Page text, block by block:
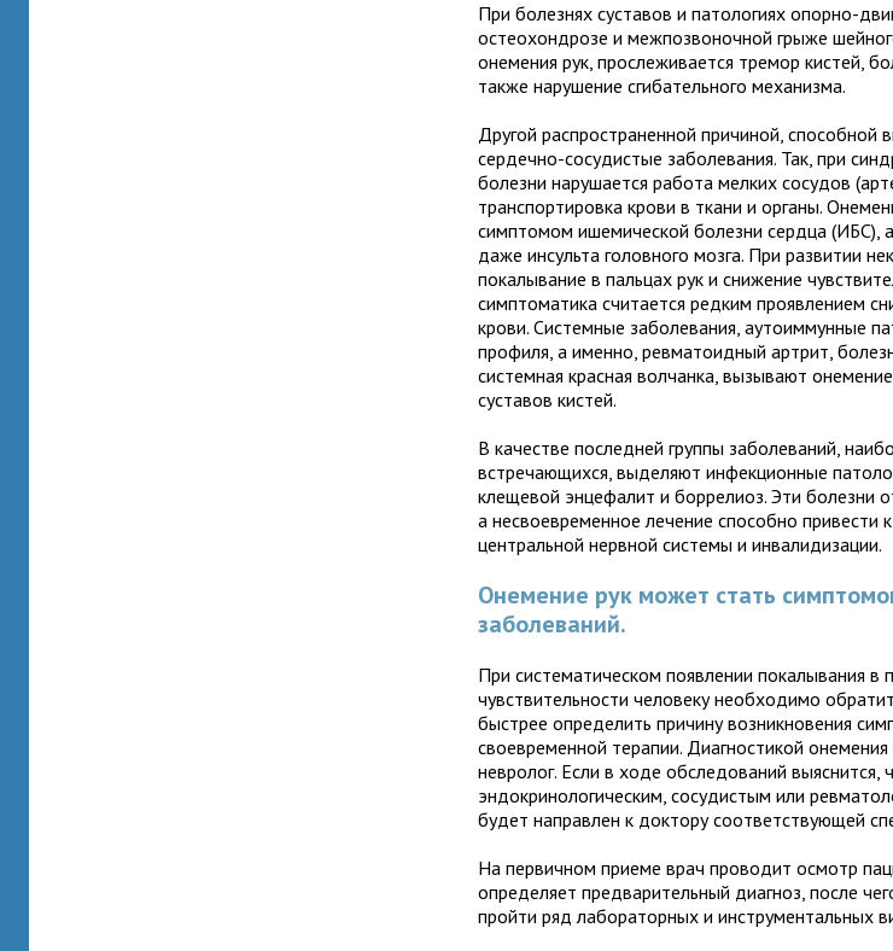
При болезнях суставов и патологиях опорно-
остеохондрозе и межпозвоночной грыже
онемения рук, прослеживается тремор кистей,
также нарушение сгибательного механизма.
Другой распространенной причиной, способной
сердечно-сосудистые заболевания. Так, при
болезни нарушается работа мелких сосудов
транспортировка крови в ткани и органы.
симптомом ишемической болезни сердца (ИБС),
даже инсульта головного мозга. При развитии
покалывание в пальцах рук и снижение
симптоматика считается редким проявлением
крови. Системные заболевания, аутоиммунные
профиля, а именно, ревматоидный артрит,
системная красная волчанка, вызывают
суставов кистей.
В качестве последней группы заболеваний,
встречающихся, выделяют инфекционные
клещевой энцефалит и боррелиоз. Эти болезни
а несвоевременное лечение способно привести
центральной нервной системы и инвалидизации.
Онемение рук может стать
заболеваний.
При систематическом появлении покалывания в
чувствительности человеку необходимо
быстрее определить причину возникновения
своевременной терапии. Диагностикой
невролог. Если в ходе обследований выяснится,
эндокринологическим, сосудистым или
будет направлен к доктору соответствующей
На первичном приеме врач проводит осмотр
определяет предварительный диагноз, после
пройти ряд лабораторных и инструментальных